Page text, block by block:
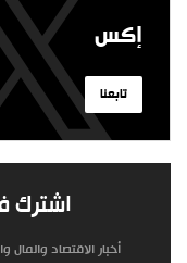
إكس
تابعنا
اشترك
أخبار الاقتصاد